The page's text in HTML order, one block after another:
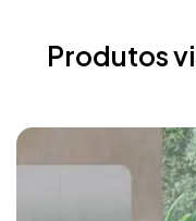
Produtos